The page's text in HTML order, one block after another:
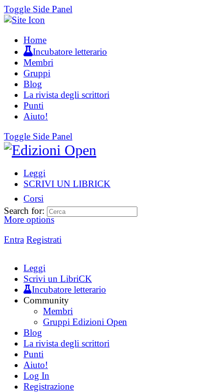
Toggle Side Panel
Home
Incubatore letterario
Membri
Gruppi
Blog
La rivista degli scrittori
Punti
Aiuto!
Toggle Side Panel
Leggi
SCRIVI UN LIBRICK
Corsi
More options
Entra Registrati
Search for:
Leggi
Scrivi un LibriCK
Incubatore letterario
Community
Membri
Gruppi Edizioni Open
Blog
La rivista degli scrittori
Punti
Aiuto!
Log In
Registrazione